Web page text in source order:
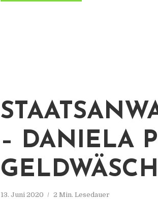
– DANIELA
13. Juni 2020 2 Min. Lesedauer